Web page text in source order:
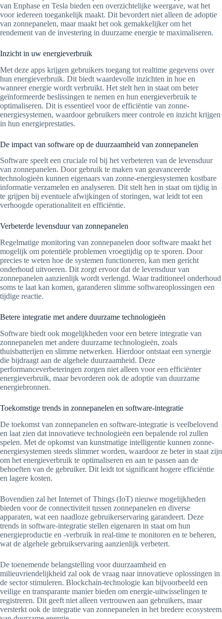
van Enphase en Tesla bieden een overzichtelijke weergave, wat het
voor iedereen toegankelijk maakt. Dit bevordert niet alleen de adoptie
van zonnepanelen, maar maakt het ook gemakkelijker om het
rendement van de investering in duurzame energie te maximaliseren.
Inzicht in uw energieverbruik
Met deze apps krijgen gebruikers toegang tot realtime gegevens over
hun energieverbruik. Dit biedt waardevolle inzichten in hoe en
wanneer energie wordt verbruikt. Het stelt hen in staat om beter
geïnformeerde beslissingen te nemen en hun energieverbruik te
optimaliseren. Dit is essentieel voor de efficiëntie van zonne-
energiesystemen, waardoor gebruikers meer controle en inzicht krijgen
in hun energieprestaties.
De impact van software op de duurzaamheid van zonnepanelen
Software speelt een cruciale rol bij het verbeteren van de levensduur
van zonnepanelen. Door gebruik te maken van geavanceerde
technologieën kunnen eigenaars van zonne-energiesystemen kostbare
informatie verzamelen en analyseren. Dit stelt hen in staat om tijdig in
te grijpen bij eventuele afwijkingen of storingen, wat leidt tot een
verhoogde operationaliteit en efficiëntie.
Verbeterde levensduur van zonnepanelen
Regelmatige monitoring van zonnepanelen door software maakt het
mogelijk om potentiële problemen vroegtijdig op te sporen. Door
precies te weten hoe de systemen functioneren, kan men gericht
onderhoud uitvoeren. Dit zorgt ervoor dat de levensduur van
zonnepanelen aanzienlijk wordt verlengd. Waar traditioneel onderhoud
soms te laat kan komen, garanderen slimme softwareoplossingen een
tijdige reactie.
Betere integratie met andere duurzame technologieën
Software biedt ook mogelijkheden voor een betere integratie van
zonnepanelen met andere duurzame technologieën, zoals
thuisbatterijen en slimme netwerken. Hierdoor ontstaat een synergie
die bijdraagt aan de algehele duurzaamheid. Deze
performanceverbeteringen zorgen niet alleen voor een efficiënter
energieverbruik, maar bevorderen ook de adoptie van duurzame
energiebronnen.
Toekomstige trends in zonnepanelen en software-integratie
De toekomst van zonnepanelen en software-integratie is veelbelovend
en laat zien dat innovatieve technologieën een bepalende rol zullen
spelen. Met de opkomst van kunstmatige intelligentie kunnen zonne-
energiesystemen steeds slimmer worden, waardoor ze beter in staat zijn
om het energieverbruik te optimaliseren en aan te passen aan de
behoeften van de gebruiker. Dit leidt tot significant hogere efficiëntie
en lagere kosten.
Bovendien zal het Internet of Things (IoT) nieuwe mogelijkheden
bieden voor de connectiviteit tussen zonnepanelen en diverse
apparaten, wat een naadloze gebruikerservaring garandeert. Deze
trends in software-integratie stellen eigenaren in staat om hun
energieproductie en -verbruik in real-time te monitoren en te beheren,
wat de algehele gebruikservaring aanzienlijk verbetert.
De toenemende belangstelling voor duurzaamheid en
milieuvriendelijkheid zal ook de vraag naar innovatieve oplossingen in
de sector stimuleren. Blockchain-technologie kan bijvoorbeeld een
veilige en transparante manier bieden om energie-uitwisselingen te
registreren. Dit geeft niet alleen vertrouwen aan gebruikers, maar
versterkt ook de integratie van zonnepanelen in het bredere ecosysteem